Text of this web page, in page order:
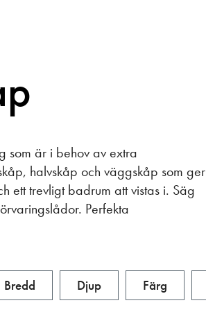
som är i behov av extra
halvskåp och väggskåp som ger
ett trevligt badrum att vistas i. Säg
Perfekta
Bredd Djup Färg